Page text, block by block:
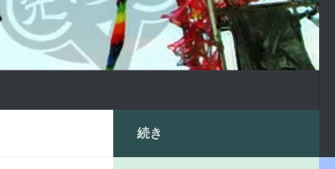
続き